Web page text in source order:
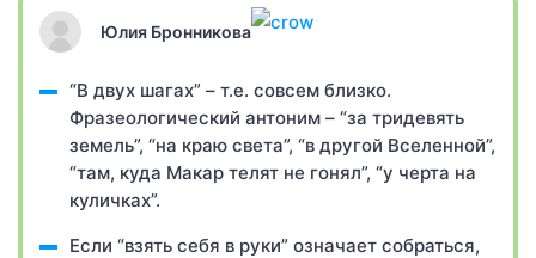
Юлия Бронникова
“В двух шагах” – т.е. совсем близко.
Фразеологический антоним – “за тридевять
земель”, “на краю света”, “в другой Вселенной”,
“там, куда Макар телят не гонял”, “у черта на
куличках”.
Если “взять себя в руки” означает собраться,